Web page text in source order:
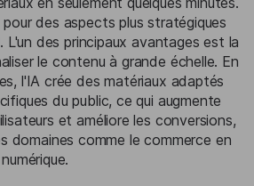
des aspects plus stratégiques
des principaux avantages est la
le contenu à grande échelle. En
l'IA crée des matériaux adaptés
du public, ce qui augmente
et améliore les conversions,
domaines comme le commerce en